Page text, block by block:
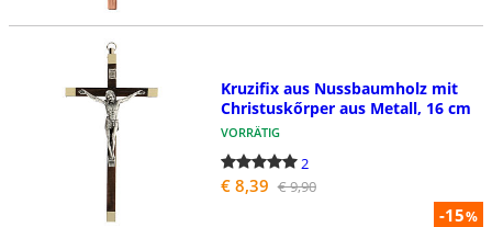
-15%
Kruzifix aus Nussbaumholz mit
Christuskőrper aus Metall, 16 cm
VORRÄTIG
2
€ 8,39 € 9,90